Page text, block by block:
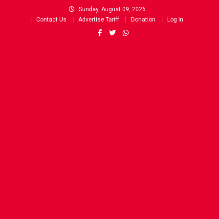
Sunday, August 09, 2026
Contact Us
Advertise Tariff Donation Log In